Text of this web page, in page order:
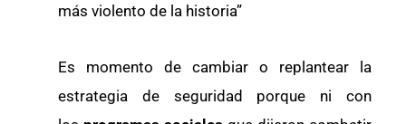
más violento de la historia”
Es momento de cambiar o replantear la
estrategia de seguridad porque ni con